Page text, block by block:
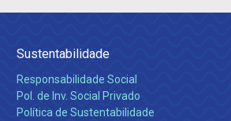
Sustentabilidade
Responsabilidade Social
Pol. de Inv. Social Privado
Política de Sustentabilidade